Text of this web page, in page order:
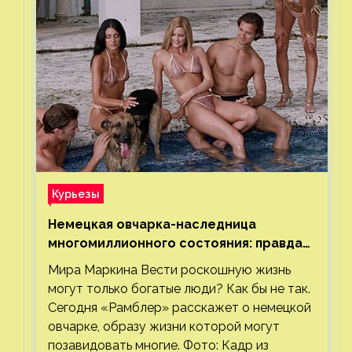
Курьезы
Немецкая овчарка-наследница
многомиллионного состояния: правда
или миф
Мира Маркина Вести роскошную жизнь
могут только богатые люди? Как бы не так.
Сегодня «Рамблер» расскажет о немецкой
овчарке, образу жизни которой могут
позавидовать многие. Фото: Кадр из